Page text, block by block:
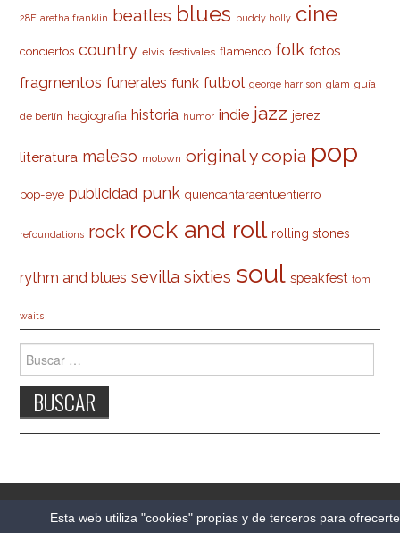
28F aretha franklin beatles blues buddy holly cine
conciertos country elvis festivales flamenco folk fotos
fragmentos funerales funk futbol george harrison glam guía
de berlín hagiografia historia humor indie jazz jerez
literatura maleso motown original y copia pop
pop-eye publicidad punk quiencantaraentuentierro
refoundations rock rock and roll rolling stones
rythm and blues sevilla sixties soul speakfest tom
waits
Buscar:
© 2026 CARLESO.COM. TODOS LOS DERECHOS
Esta web utiliza "cookies" propias y de terceros para